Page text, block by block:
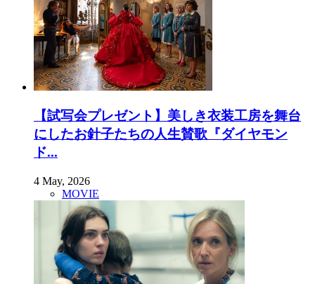
【試写会プレゼント】美しき衣装工房を舞台
にしたお針子たちの人生賛歌『ダイヤモン
ド...
4 May, 2026
MOVIE